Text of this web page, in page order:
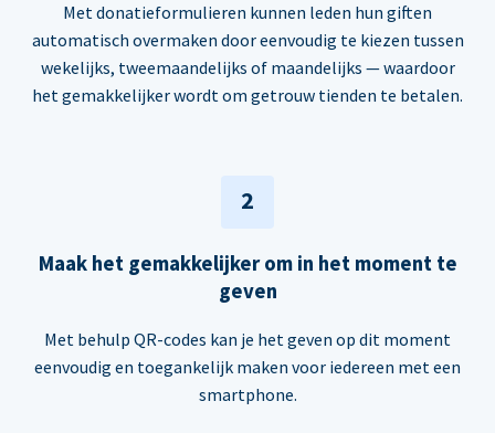
Met donatieformulieren kunnen leden hun giften
automatisch overmaken door eenvoudig te kiezen tussen
wekelijks, tweemaandelijks of maandelijks — waardoor
het gemakkelijker wordt om getrouw tienden te betalen.
2
Maak het gemakkelijker om in het moment te
geven
Met behulp QR-codes kan je het geven op dit moment
eenvoudig en toegankelijk maken voor iedereen met een
smartphone.